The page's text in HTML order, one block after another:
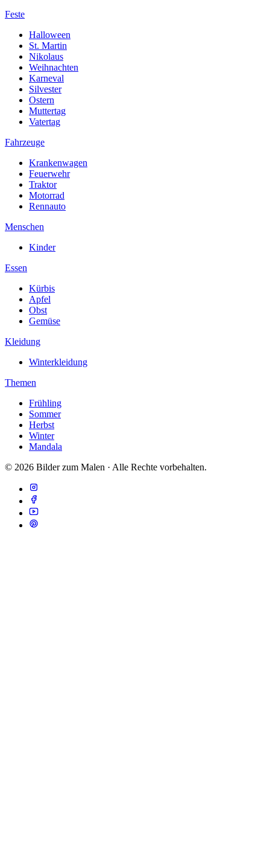
Feste
Halloween
St. Martin
Nikolaus
Weihnachten
Karneval
Silvester
Ostern
Muttertag
Vatertag
Fahrzeuge
Krankenwagen
Feuerwehr
Traktor
Motorrad
Rennauto
Menschen
Kinder
Essen
Kürbis
Apfel
Obst
Gemüse
Kleidung
Winterkleidung
Themen
Frühling
Sommer
Herbst
Winter
Mandala
© 2026 Bilder zum Malen · Alle Rechte vorbehalten.